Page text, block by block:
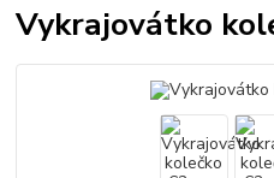
Vykrajovátko